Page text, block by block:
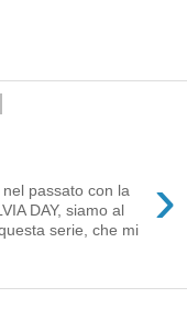
›
passato con la
DAY, siamo al
serie, che mi